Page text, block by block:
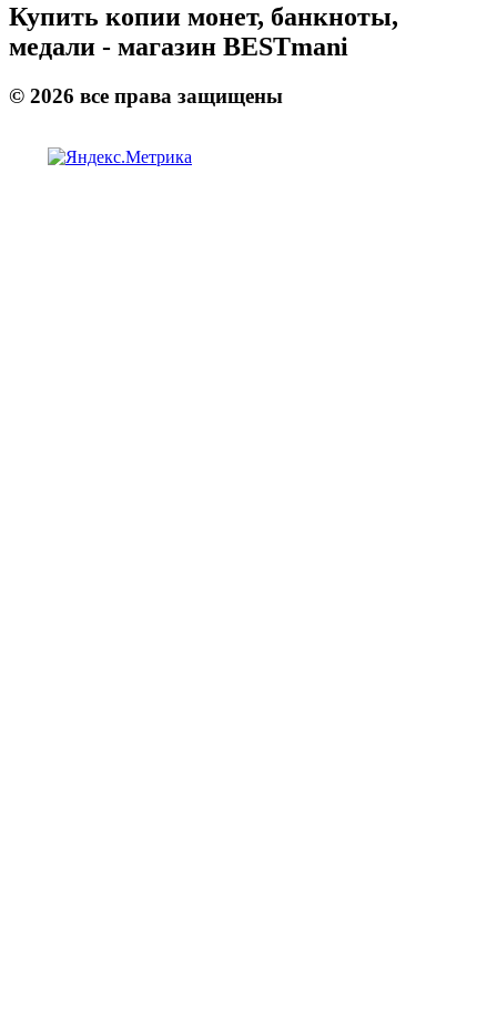
Купить копии монет, банкноты,
медали - магазин BESTmani
© 2026 все права защищены